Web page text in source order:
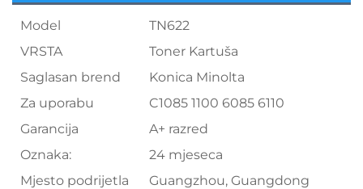
Model
TN622
VRSTA
Toner Kartuša
Saglasan brend
Konica Minolta
Za uporabu
C1085 1100 6085 6110
Garancija
A+ razred
Oznaka:
24 mjeseca
Mjesto podrijetla
Guangzhou, Guangdong